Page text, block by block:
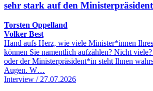
sehr stark auf den
Torsten Oppelland
Volker Best
Hand aufs Herz, wie viele Minister*innen
können Sie namentlich aufzählen? Nicht
oder der Ministerpräsident*in steht Ihnen
Augen. W…
Interview / 27.07.2026